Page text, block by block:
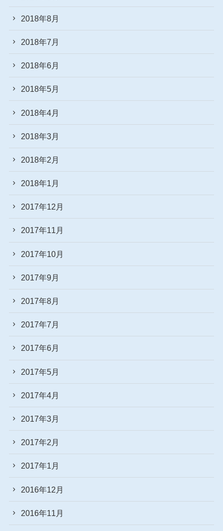
2018年8月
2018年7月
2018年6月
2018年5月
2018年4月
2018年3月
2018年2月
2018年1月
2017年12月
2017年11月
2017年10月
2017年9月
2017年8月
2017年7月
2017年6月
2017年5月
2017年4月
2017年3月
2017年2月
2017年1月
2016年12月
2016年11月